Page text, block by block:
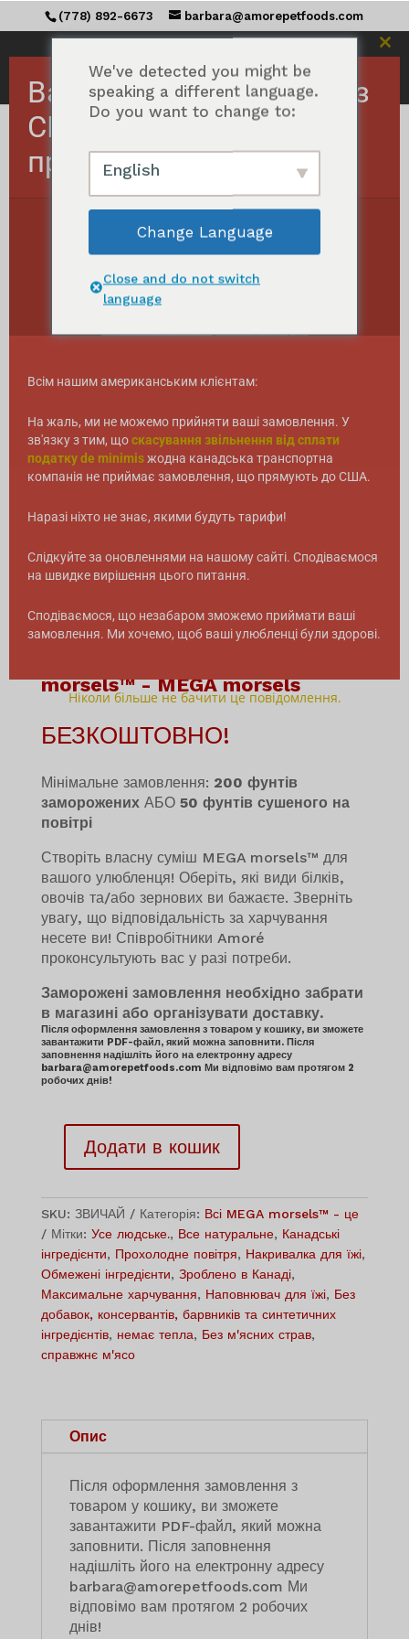
(778) 892-6673 barbara@amorepetfoods.com
Головна /Всі MEGA morsels™ - це
/
Спеціальна суміш MEGA morsels™ / MEGA
morsels™ - MEGA morsels
БЕЗКОШТОВНО!
Мінімальне замовлення: 200 фунтів
заморожених АБО 50 фунтів сушеного на
повітрі
Створіть власну суміш MEGA morsels™ для
вашого улюбленця! Оберіть, які види білків,
овочів та/або зернових ви бажаєте. Зверніть
увагу, що відповідальність за харчування
несете ви! Співробітники Amoré
проконсультують вас у разі потреби.
Заморожені замовлення необхідно забрати
в магазині або організувати доставку.
Після оформлення замовлення з товаром у кошику, ви зможете
завантажити PDF-файл, який можна заповнити. Після
заповнення надішліть його на електронну адресу
barbara@amorepetfoods.com Ми відповімо вам протягом 2
робочих днів!
Custom
Blend
of
MEGA
morsels™
кількість
Додати в кошик
SKU: ЗВИЧАЙ Категорія: Всі MEGA morsels™ - це
Мітки: Усе людське., Все натуральне, Канадські
інгредієнти, Прохолодне повітря, Накривалка для їжі,
Обмежені інгредієнти, Зроблено в Канаді,
Максимальне харчування, Наповнювач для їжі, Без
добавок, консервантів, барвників та синтетичних
інгредієнтів, немає тепла, Без м'ясних страв,
справжнє м'ясо
Опис
Після оформлення замовлення з
товаром у кошику, ви зможете
завантажити PDF-файл, який можна
заповнити. Після заповнення
надішліть його на електронну адресу
barbara@amorepetfoods.com Ми
відповімо вам протягом 2 робочих
днів!
We've detected you might be
speaking a different language.
Do you want to change to:
English
Change Language
Close and do not switch
language
Важливо! Замовлення з
США тимчасово
призупинено.
Всім нашим американським клієнтам:
На жаль, ми не можемо прийняти ваші замовлення. У
зв'язку з тим, щоскасування звільнення від сплати
податку de minimisжодна канадська транспортна
компанія не приймає замовлення, що прямують до США.
Наразі ніхто не знає, якими будуть тарифи!
Слідкуйте за оновленнями на нашому сайті. Сподіваємося
на швидке вирішення цього питання.
Сподіваємося, що незабаром зможемо приймати ваші
замовлення. Ми хочемо, щоб ваші улюбленці були здорові.
Ніколи більше не бачити це повідомлення.